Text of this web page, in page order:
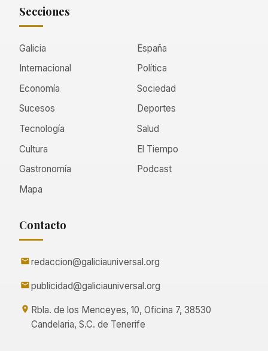
Secciones
Galicia
España
Internacional
Política
Economía
Sociedad
Sucesos
Deportes
Tecnología
Salud
Cultura
El Tiempo
Gastronomía
Podcast
Mapa
Contacto
redaccion@galiciauniversal.org
publicidad@galiciauniversal.org
Rbla. de los Menceyes, 10, Oficina 7, 38530
Candelaria, S.C. de Tenerife